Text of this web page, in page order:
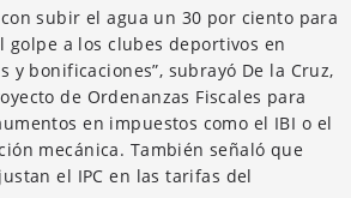
subir el agua un 30 por ciento para
golpe a los clubes deportivos en
y bonificaciones”, subrayó De la Cruz,
de Ordenanzas Fiscales para
en impuestos como el IBI o el
mecánica. También señaló que
el IPC en las tarifas del